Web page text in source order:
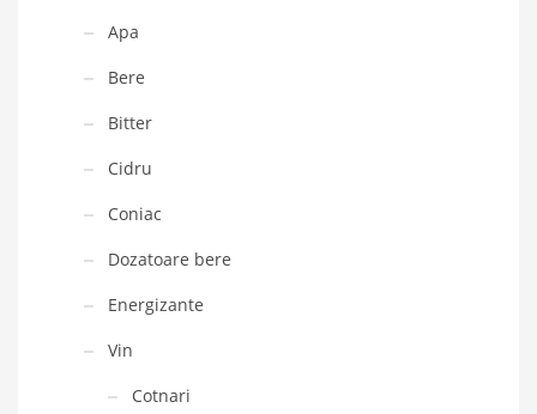
Apa
Bere
Bitter
Cidru
Coniac
Dozatoare bere
Energizante
Vin
Cotnari